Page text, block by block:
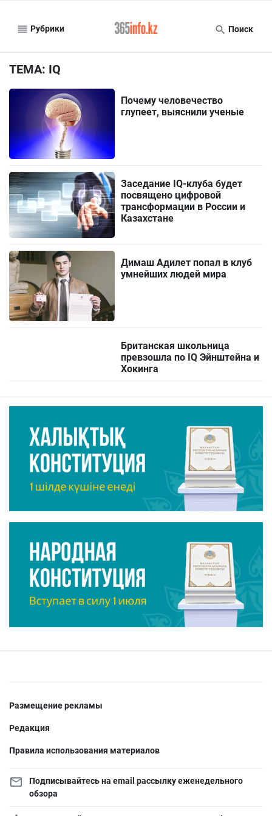
Рубрики Поиск
ТЕМА: IQ
Почему человечество
глупеет, выяснили ученые
Заседание IQ-клуба будет
посвящено цифровой
трансформации в России и
Казахстане
Димаш Адилет попал в клуб
умнейших людей мира
Британская школьница
превзошла по IQ Эйнштейна и
Хокинга
Размещение рекламы
Редакция
Правила использования материалов
Подписывайтесь на email рассылку еженедельного
обзора